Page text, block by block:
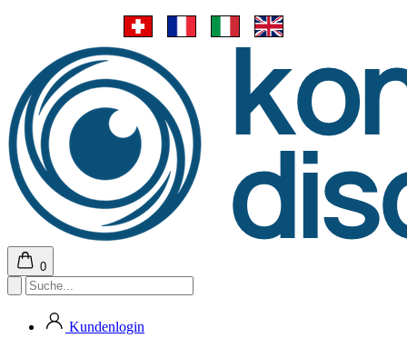
0
Kundenlogin